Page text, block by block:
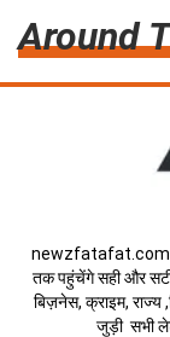
Around
newzfatafat.com पे
तक पहुंचेंगे सही और
बिज़नेस, क्राइम, राज्य
जुड़ी सभी